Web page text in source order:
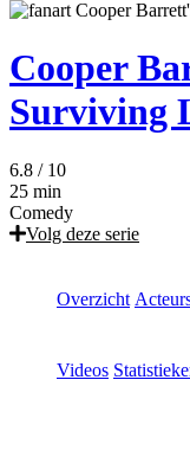
Cooper
Surviving
6.8 / 10
25 min
Comedy
Volg deze serie
Overzicht
Videos